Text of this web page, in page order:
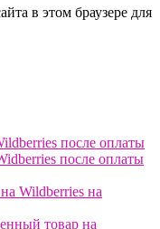
в этом браузере для
после оплаты
после оплаты
Wildberries на
товар на